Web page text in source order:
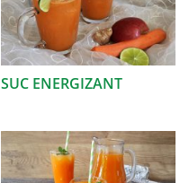
SUC ENERGIZANT